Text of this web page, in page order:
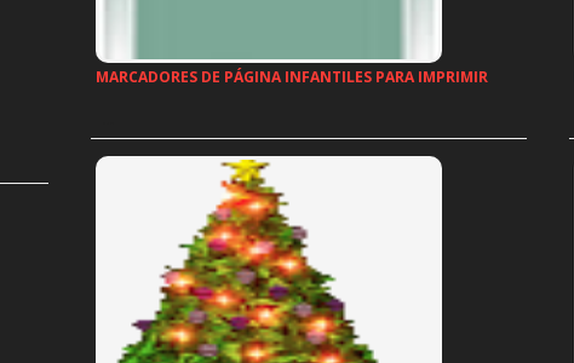
MARCADORES DE PÁGINA INFANTILES PARA IMPRIMIR